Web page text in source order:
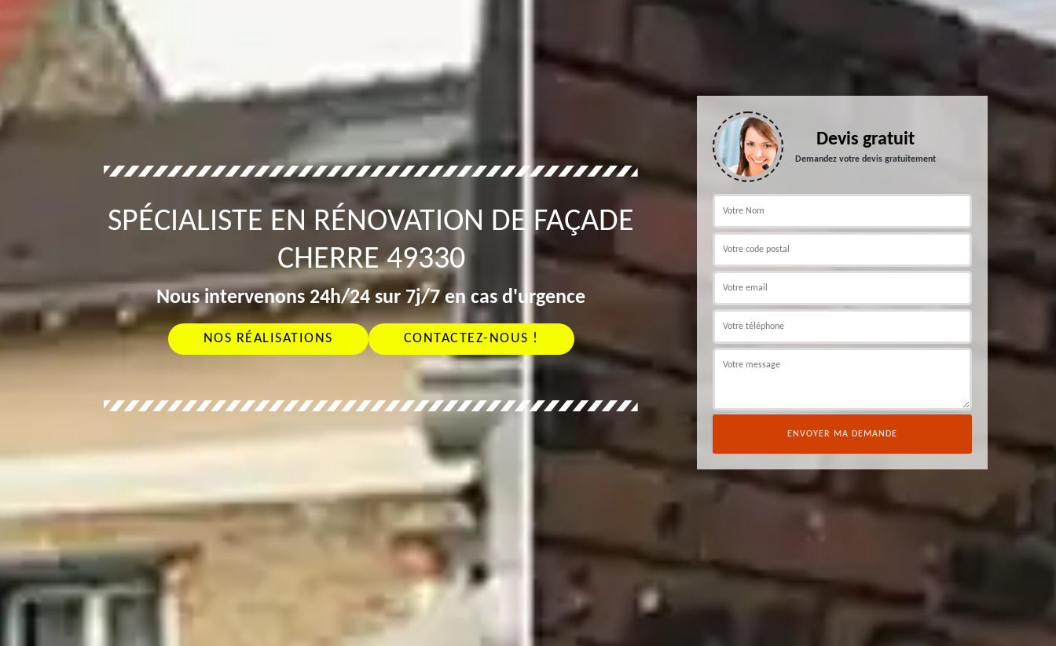
SPÉCIALISTE EN RÉNOVATION DE FAÇADE
CHERRE 49330
Nous intervenons 24h/24 sur 7j/7 en cas d'urgence
NOS RÉALISATIONS CONTACTEZ-NOUS !
Devis gratuit
Demandez votre devis gratuitement